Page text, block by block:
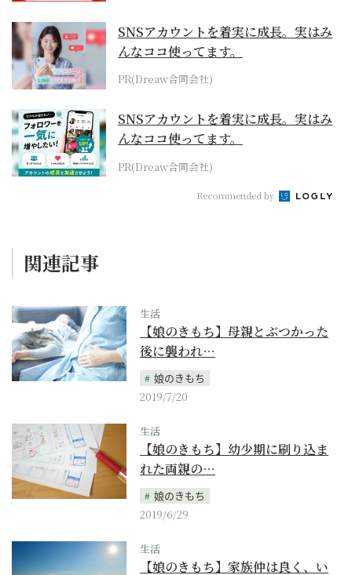
SNSアカウントを着実に成長。実はみ
んなココ使ってます。
PR(Dreaw合同会社)
SNSアカウントを着実に成長。実はみ
んなココ使ってます。
PR(Dreaw合同会社)
Recommended by
関連記事
生活
【娘のきもち】母親とぶつかった
後に襲われ…
娘のきもち
2019/7/20
生活
【娘のきもち】幼少期に刷り込ま
れた両親の…
娘のきもち
2019/6/29
生活
【娘のきもち】家族仲は良く、い